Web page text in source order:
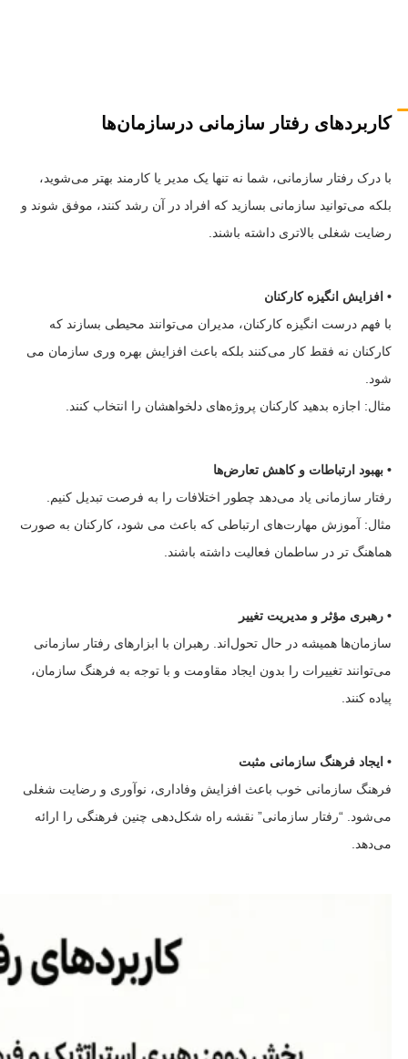
کاربردهای رفتار سازمانی درسازمان‌ها
با درک رفتار سازمانی، شما نه تنها یک مدیر یا کارمند بهتر می‌شوید،
بلکه می‌توانید سازمانی بسازید که افراد در آن رشد کنند، موفق شوند و
رضایت شغلی بالاتری داشته باشند.
• افزایش انگیزه کارکنان
با فهم درست انگیزه‌ کارکنان، مدیران می‌توانند محیطی بسازند که
کارکنان نه فقط کار می‌کنند بلکه باعث افزایش بهره وری سازمان می
شود.
مثال: اجازه بدهید کارکنان پروژه‌های دلخواهشان را انتخاب کنند.
• بهبود ارتباطات و کاهش تعارض‌ها
رفتار سازمانی یاد می‌دهد چطور اختلافات را به فرصت تبدیل کنیم.
مثال: آموزش مهارت‌های ارتباطی که باعث می شود، کارکنان به صورت
هماهنگ تر در ساطمان فعالیت داشته باشند.
• رهبری مؤثر و مدیریت تغییر
سازمان‌ها همیشه در حال تحول‌اند. رهبران با ابزارهای رفتار سازمانی
می‌توانند تغییرات را بدون ایجاد مقاومت و با توجه به فرهنگ سازمان،
پیاده کنند.
• ایجاد فرهنگ سازمانی مثبت
فرهنگ سازمانی خوب باعث افزایش وفاداری، نوآوری و رضایت شغلی
می‌شود. “رفتار سازمانی” نقشه راه شکل‌دهی چنین فرهنگی را ارائه
می‌دهد.